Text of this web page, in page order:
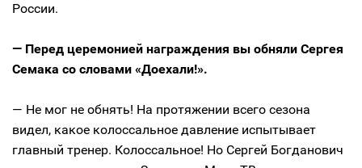
России.
— Перед церемонией награждения вы обняли Сергея
Семака со словами «Доехали!».
— Не мог не обнять! На протяжении всего сезона
видел, какое колоссальное давление испытывает
главный тренер. Колоссальное! Но Сергей Богданович